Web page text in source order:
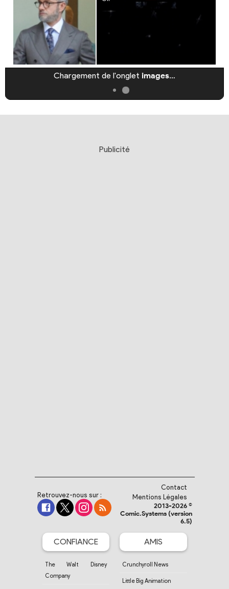
Chargement de l'onglet images…
Publicité
Retrouvez-nous sur :
Contact
Mentions Légales
2013-2026 ©
Comic.Systems (version
6.5)
CONFIANCE
The Walt Disney
Company
AMIS
Crunchyroll News
Little Big Animation